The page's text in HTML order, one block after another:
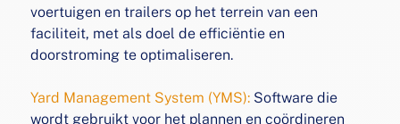
voertuigen entrailers op het terrein van een
faciliteit, met als doel deefficiëntie en
doorstroming te optimaliseren.
Yard Management System (YMS): Software die
wordt gebruikt voor het plannen en coördineren